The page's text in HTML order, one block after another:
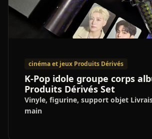
cinéma et jeux Produits Dérivés
K-Pop idole groupe corps
Produits Dérivés Set
Vinyle, figurine, support objet
main